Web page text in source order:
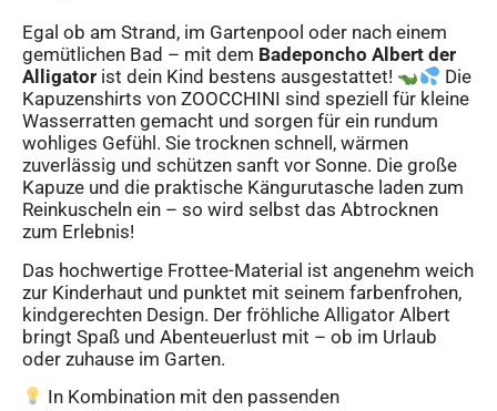
Egal ob am Strand, im Gartenpool oder nach einem
gemütlichen Bad – mit dem Badeponcho Albert der
Alligator ist dein Kind bestens ausgestattet!
Die
Kapuzenshirts von ZOOCCHINI sind speziell für kleine
Wasserratten gemacht und sorgen für ein rundum
wohliges Gefühl. Sie trocknen schnell, wärmen
zuverlässig und schützen sanft vor Sonne. Die große
Kapuze und die praktische Kängurutasche laden zum
Reinkuscheln ein – so wird selbst das Abtrocknen
zum Erlebnis!
Das hochwertige Frottee-Material ist angenehm weich
zur Kinderhaut und punktet mit seinem farbenfrohen,
kindgerechten Design. Der fröhliche Alligator Albert
bringt Spaß und Abenteuerlust mit – ob im Urlaub
oder zuhause im Garten.
In Kombination mit den passenden